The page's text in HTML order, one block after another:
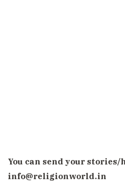
You can send your
info@religionworld.in